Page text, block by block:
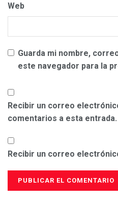
Web
Guarda mi nombre,
este navegador para la
Recibir un correo
comentarios a esta entrada.
Recibir un correo